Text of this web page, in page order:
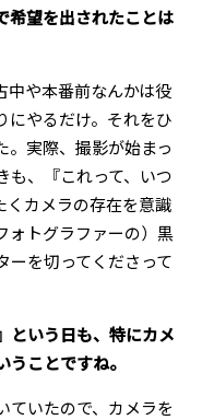
希望を出されたことは
中や本番前なんかは役
にやるだけ。それをひ
。実際、撮影が始まっ
も、『これって、いつ
くカメラの存在を意識
ォトグラファーの）黒
ーを切ってくださって
という日も、特にカメ
ことですね。
ていたので、カメラを